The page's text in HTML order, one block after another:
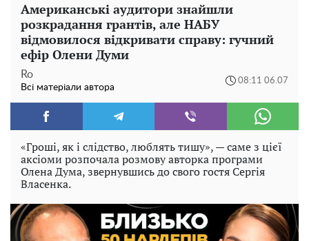
Американські аудитори знайшли
розкрадання грантів, але НАБУ
відмовилося відкривати справу: гучний
ефір Олени Думи
Ro
Всі матеріали автора
08:11 06.07
«Гроші, як і слідство, люблять тишу», — саме з цієї
аксіоми розпочала розмову авторка програми
Олена Дума, звернувшись до свого гостя Сергія
Власенка.